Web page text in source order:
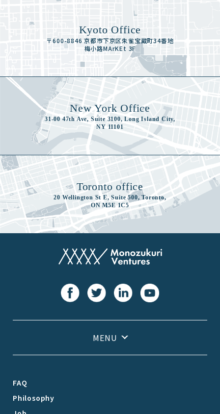
Kyoto Office
〒600-8846 京都市下京区朱雀宝蔵町34番地
梅小路MArKEt 3F
New York Office
31-00 47th Ave, Suite 3100, Long Island City,
NY 11101
Toronto office
20 Wellington St E, Suite 500, Toronto,
ON M5E 1C5
FAQ
Philosophy